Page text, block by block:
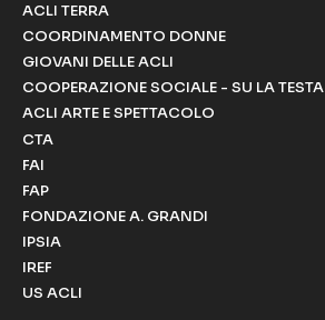
ACLI TERRA
COORDINAMENTO DONNE
GIOVANI DELLE ACLI
COOPERAZIONE SOCIALE - SU LA TESTA
ACLI ARTE E SPETTACOLO
CTA
FAI
FAP
FONDAZIONE A. GRANDI
IPSIA
IREF
US ACLI